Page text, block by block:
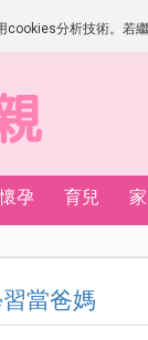
cookies分析技術。若
孕 育兒
當爸媽